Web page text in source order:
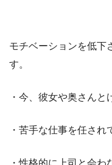
モチベーションを低下
す。
・今、彼女や奥さんと
・苦手な仕事を任され
・性格的に上司と会わ